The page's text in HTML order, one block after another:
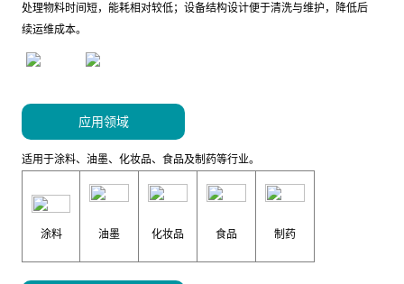
处理物料时间短，能耗相对较低；设备结构设计便于清洗与维护，降低后
续运维成本。
应用领域
适用于涂料、油墨、化妆品、食品及制药等行业。
涂料 油墨 化妆品 食品 制药